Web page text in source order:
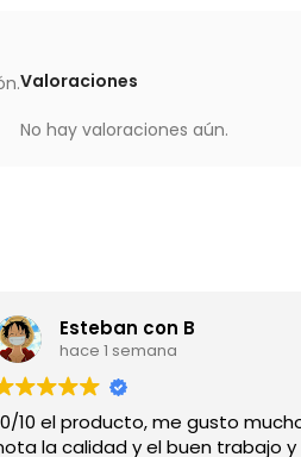
Valoraciones
No hay valoraciones aún.
Esteban con B
hace 1 semana
10 el producto, me gusto
la calidad y el buen trabajo y